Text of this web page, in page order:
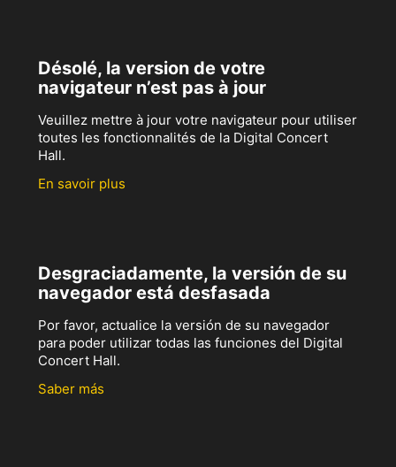
Désolé, la version de votre
navigateur n’est pas à jour
Veuillez mettre à jour votre navigateur pour utiliser
toutes les fonctionnalités de la Digital Concert
Hall.
En savoir plus
Desgraciadamente, la versión de su
navegador está desfasada
Por favor, actualice la versión de su navegador
para poder utilizar todas las funciones del Digital
Concert Hall.
Saber más